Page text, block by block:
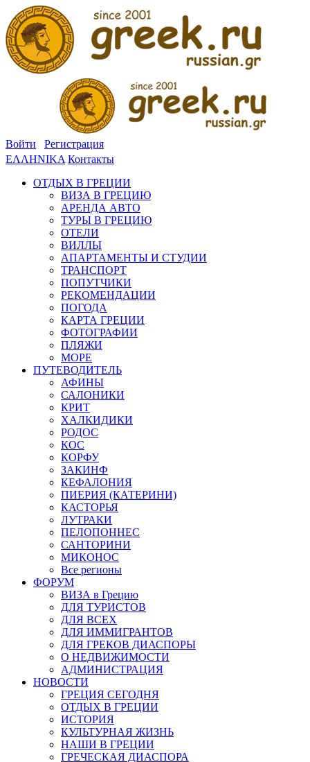
Войти
Регистрация
ΕΛΛΗΝΙΚΑ Контакты
ОТДЫХ В ГРЕЦИИ
ВИЗА В ГРЕЦИЮ
АРЕНДА АВТО
ТУРЫ В ГРЕЦИЮ
ОТЕЛИ
ВИЛЛЫ
АПАРТАМЕНТЫ И СТУДИИ
ТРАНСПОРТ
ПОПУТЧИКИ
РЕКОМЕНДАЦИИ
ПОГОДА
КАРТА ГРЕЦИИ
ФОТОГРАФИИ
ПЛЯЖИ
МОРЕ
ПУТЕВОДИТЕЛЬ
АФИНЫ
САЛОНИКИ
КРИТ
ХАЛКИДИКИ
РОДОС
КОС
КОРФУ
ЗАКИНФ
КЕФАЛОНИЯ
ПИЕРИЯ (КАТЕРИНИ)
КАСТОРЬЯ
ЛУТРАКИ
ПЕЛОПОННЕС
САНТОРИНИ
МИКОНОС
Все регионы
ФОРУМ
ВИЗА в Грецию
ДЛЯ ТУРИСТОВ
ДЛЯ ВСЕХ
ДЛЯ ИММИГРАНТОВ
ДЛЯ ГРЕКОВ ДИАСПОРЫ
О НЕДВИЖИМОСТИ
АДМИНИСТРАЦИЯ
НОВОСТИ
ГРЕЦИЯ СЕГОДНЯ
ОТДЫХ В ГРЕЦИИ
ИСТОРИЯ
КУЛЬТУРНАЯ ЖИЗНЬ
НАШИ В ГРЕЦИИ
ГРЕЧЕСКАЯ ДИАСПОРА